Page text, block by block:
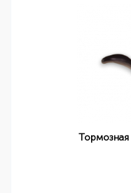
Тормозная